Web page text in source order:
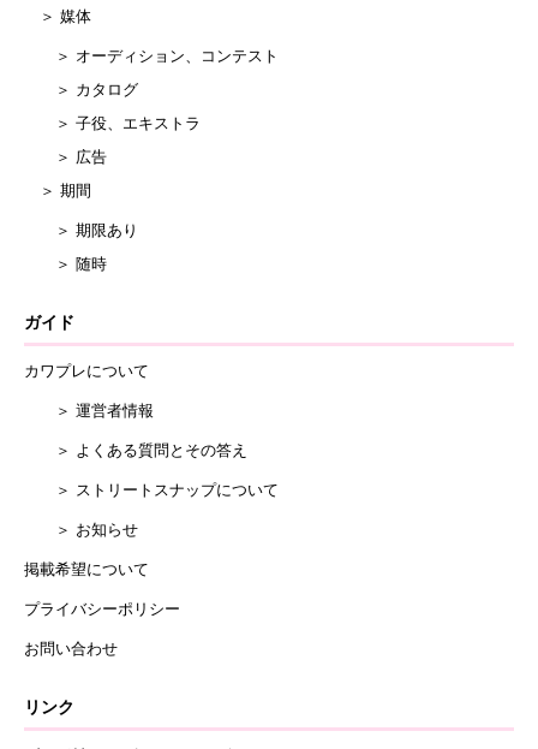
＞ 媒体
＞ オーディション、コンテスト
＞ カタログ
＞ 子役、エキストラ
＞ 広告
＞ 期間
＞ 期限あり
＞ 随時
ガイド
カワプレについて
＞ 運営者情報
＞ よくある質問とその答え
＞ ストリートスナップについて
＞ お知らせ
掲載希望について
プライバシーポリシー
お問い合わせ
リンク